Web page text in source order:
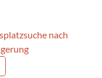
nach